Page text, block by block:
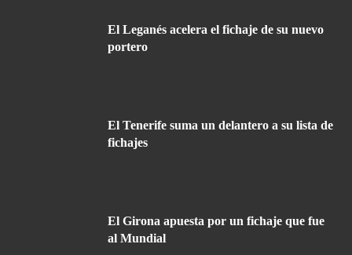
El Leganés acelera el fichaje de su nuevo
portero
El Tenerife suma un delantero a su lista de
fichajes
El Girona apuesta por un fichaje que fue
al Mundial